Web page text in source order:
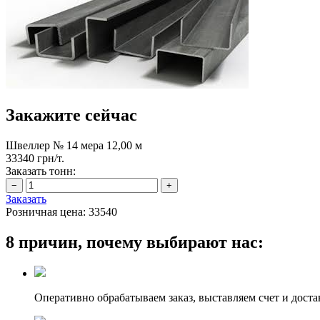
Закажите сейчас
Швеллер № 14 мера 12,00 м
33340 грн/т.
Заказать тонн:
Заказать
Розничная цена: 33540
8 причин, почему выбирают нас:
Оперативно обрабатываем заказ, выставляем счет и